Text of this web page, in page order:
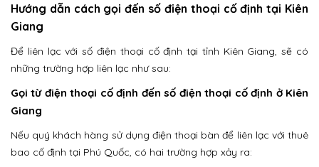
Hướng dẫn cách gọi đến số điện thoại cố định tại Kiên
Giang
Để liên lạc với số điện thoại cố định tại tỉnh Kiên Giang, sẽ có
những trường hợp liên lạc như sau:
Gọi từ điện thoại cố định đến số điện thoại cố định ở Kiên
Giang
Nếu quý khách hàng sử dụng điện thoại bàn để liên lạc với thuê
bao cố định tại Phú Quốc, có hai trường hợp xảy ra: